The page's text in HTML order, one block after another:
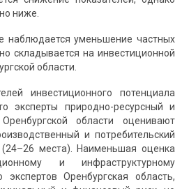
ниже.
наблюдается уменьшение частных
складывается на инвестиционной
области.
инвестиционного потенциала
эксперты природно-ресурсный и
области оценивают
и потребительский
места). Наименьшая оценка
и инфраструктурному
Оренбургская область,